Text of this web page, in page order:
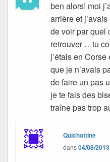
ben alors! moi
arrière et
de voir par quel
retrouver …tu
j’étais en Corse
que je n’avais
de faire un pas
je te fais des
traîne pas trop
Quichottine
dans04/08/